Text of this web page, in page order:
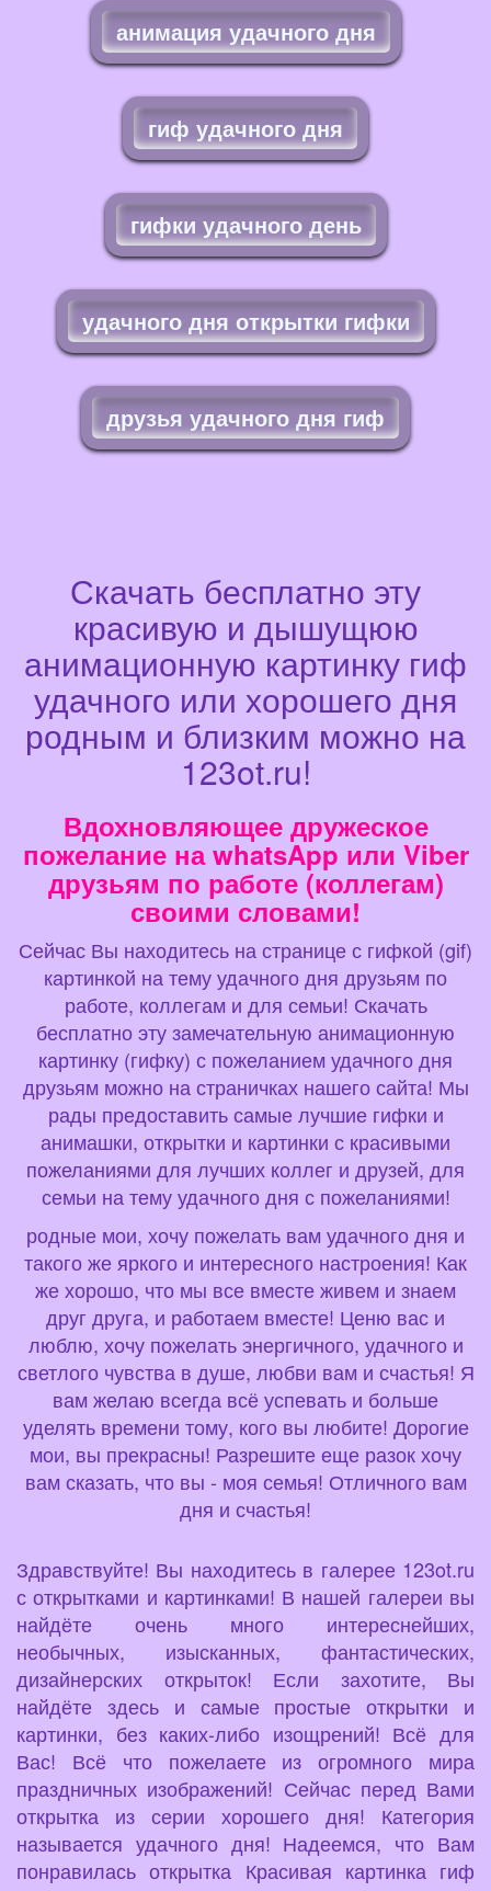
анимация удачного дня
гиф удачного дня
гифки удачного день
удачного дня открытки гифки
друзья удачного дня гиф
Скачать бесплатно эту
красивую и дышущюю
анимационную картинку гиф
удачного или хорошего дня
родным и близким можно на
123ot.ru!
Вдохновляющее дружеское
пожелание на whatsApp или Viber
друзьям по работе (коллегам)
своими словами!
Сейчас Вы находитесь на странице с гифкой (gif)
картинкой на тему удачного дня друзьям по
работе, коллегам и для семьи! Скачать
бесплатно эту замечательную анимационную
картинку (гифку) с пожеланием удачного дня
друзьям можно на страничках нашего сайта! Мы
рады предоставить самые лучшие гифки и
анимашки, открытки и картинки с красивыми
пожеланиями для лучших коллег и друзей, для
семьи на тему удачного дня с пожеланиями!
родные мои, хочу пожелать вам удачного дня и
такого же яркого и интересного настроения! Как
же хорошо, что мы все вместе живем и знаем
друг друга, и работаем вместе! Ценю вас и
люблю, хочу пожелать энергичного, удачного и
светлого чувства в душе, любви вам и счастья! Я
вам желаю всегда всё успевать и больше
уделять времени тому, кого вы любите! Дорогие
мои, вы прекрасны! Разрешите еще разок хочу
вам сказать, что вы - моя семья! Отличного вам
дня и счастья!
Здравствуйте! Вы находитесь в галерее 123ot.ru
с открытками и картинками! В нашей галереи вы
найдёте очень много интереснейших,
необычных, изысканных, фантастических,
дизайнерских открыток! Если захотите, Вы
найдёте здесь и самые простые открытки и
картинки, без каких-либо изощрений! Всё для
Вас! Всё что пожелаете из огромного мира
праздничных изображений! Сейчас перед Вами
открытка из серии хорошего дня! Категория
называется удачного дня! Надеемся, что Вам
понравилась открытка Красивая картинка гиф